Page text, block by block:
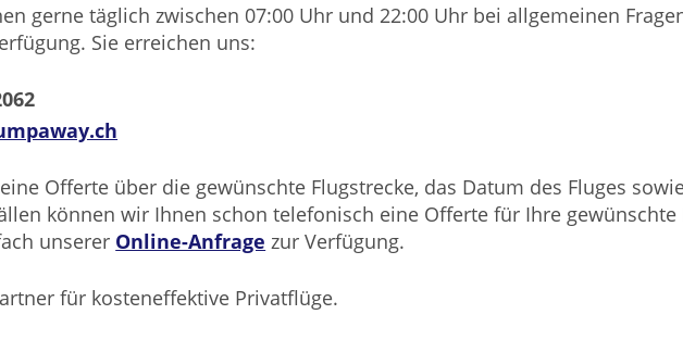
gerne täglich zwischen 07:00 Uhr und 22:00 Uhr bei allgemeinen
Sie erreichen uns:
Offerte über die gewünschte Flugstrecke, das Datum des Fluges
können wir Ihnen schon telefonisch eine Offerte für Ihre
unserer Online-Anfrage zur Verfügung.
für kosteneffektive Privatflüge.